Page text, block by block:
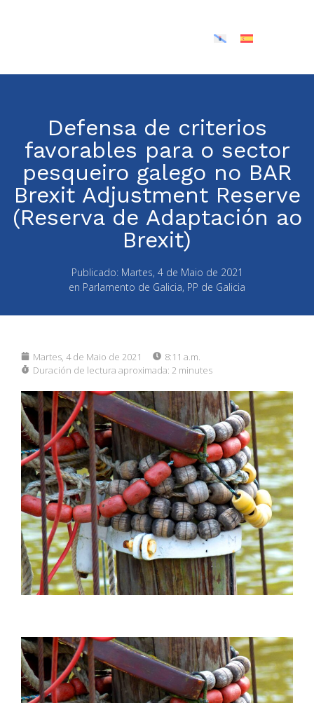
Defensa de criterios
favorables para o sector
pesqueiro galego no BAR
Brexit Adjustment Reserve
(Reserva de Adaptación ao
Brexit)
Publicado: Martes, 4 de Maio de 2021
en Parlamento de Galicia, PP de Galicia
Martes, 4 de Maio de 2021
8:11 a.m.
Duración de lectura aproximada: 2 minutes